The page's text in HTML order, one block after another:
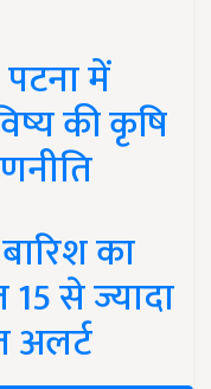
में
की कृषि
का
से ज्यादा
अलर्ट